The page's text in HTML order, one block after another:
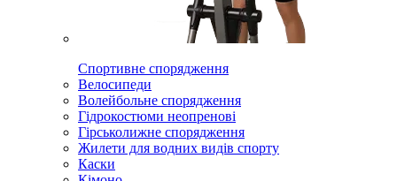
Спортивне спорядження
Велосипеди
Волейбольне спорядження
Гідрокостюми неопренові
Гірськолижне спорядження
Жилети для водних видів спорту
Каски